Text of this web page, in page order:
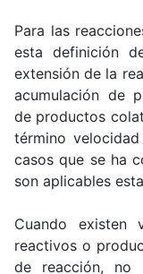
Para las
esta definición
extensión de la
acumulación de
de productos
término
casos que se ha
son aplicables
Cuando existen
reactivos o
de reacción, no